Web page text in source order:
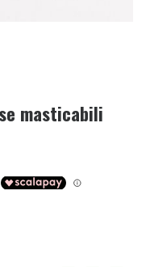
masticabili
al 40% valido